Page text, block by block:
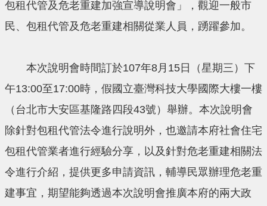
包租代管及危老重建加強宣導說明會」，觀迎一般市
民、包租代管及危老重建相關從業人員，踴躍參加。
本次說明會時間訂於107年8月15日（星期三）下
午13:00至17:00時，假國立臺灣科技大學國際大樓一樓
（台北市大安區基隆路四段43號）舉辦。本次說明會
除針對包租代管法令進行說明外，也邀請本府社會住宅
包租代管業者進行經驗分享，以及針對危老重建相關法
令進行介紹，提供更多申請資訊，輔導民眾辦理危老重
建事宜，期望能夠透過本次說明會推廣本府的兩大政